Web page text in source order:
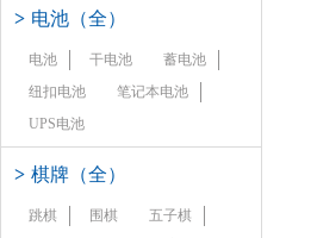
> 电池（全）
电池 干电池
蓄电池
纽扣电池
笔记本电池
UPS电池
> 棋牌（全）
跳棋 围棋
五子棋